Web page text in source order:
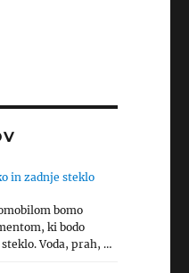
in zadnje steklo
bomo
ki bodo
Voda, prah, …